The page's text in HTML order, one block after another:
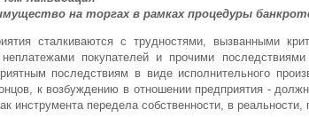
на торгах в рамках процедуры
сталкиваются с трудностями, вызванными
покупателей и прочими
последствиям в виде исполнительного
к возбуждению в отношении предприятия -
инструмента передела собственности, в